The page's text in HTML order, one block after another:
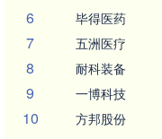
6 毕得医药
7 五洲医疗
8 耐科装备
9 一博科技
10 方邦股份